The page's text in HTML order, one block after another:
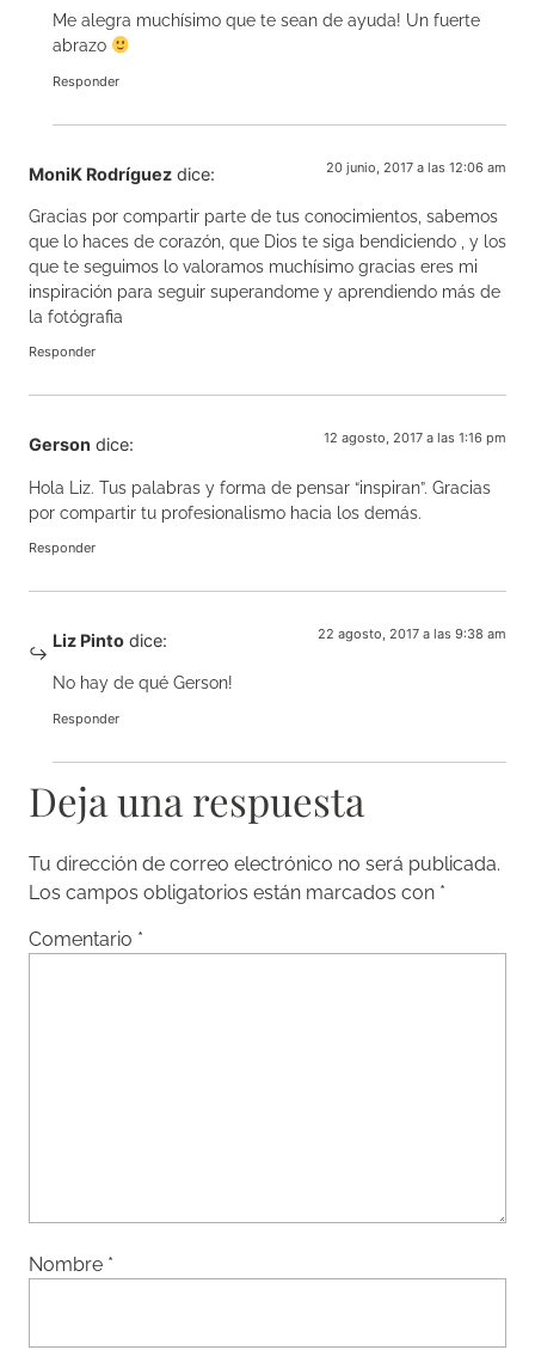
Me alegra muchísimo que te sean de ayuda! Un fuerte
abrazo
Responder
MoniK Rodríguez dice: 20 junio, 2017 a las 12:06 am
Gracias por compartir parte de tus conocimientos, sabemos
que lo haces de corazón, que Dios te siga bendiciendo , y los
que te seguimos lo valoramos muchísimo gracias eres mi
inspiración para seguir superandome y aprendiendo más de
la fotógrafia
Responder
Gerson dice: 12 agosto, 2017 a las 1:16 pm
Hola Liz. Tus palabras y forma de pensar “inspiran”. Gracias
por compartir tu profesionalismo hacia los demás.
Responder
Liz Pinto dice: 22 agosto, 2017 a las 9:38 am
No hay de qué Gerson!
Responder
Deja una respuesta
Tu dirección de correo electrónico no será publicada.
Los campos obligatorios están marcados con *
Comentario *
Nombre *